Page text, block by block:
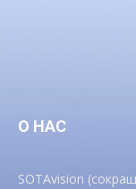
О НАС
SOTAvision